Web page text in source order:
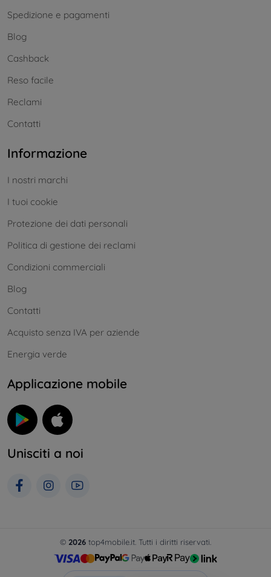
Spedizione e pagamenti
Blog
Cashback
Reso facile
Reclami
Contatti
Informazione
I nostri marchi
I tuoi cookie
Protezione dei dati personali
Politica di gestione dei reclami
Condizioni commerciali
Blog
Contatti
Acquisto senza IVA per aziende
Energia verde
Applicazione mobile
Unisciti a noi
© 2026 top4mobile.it. Tutti i diritti riservati.